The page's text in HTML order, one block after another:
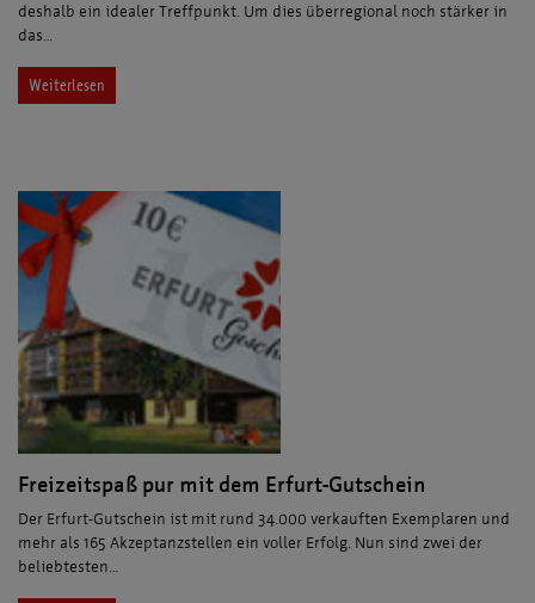
deshalb ein idealer Treffpunkt. Um dies überregional noch stärker in
das…
Weiterlesen
Freizeitspaß pur mit dem Erfurt-Gutschein
Der Erfurt-Gutschein ist mit rund 34.000 verkauften Exemplaren und
mehr als 165 Akzeptanzstellen ein voller Erfolg. Nun sind zwei der
beliebtesten…